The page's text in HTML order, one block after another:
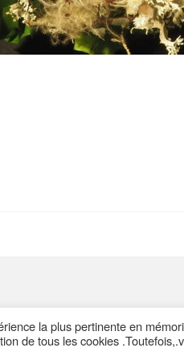
la plus pertinente en
de tous les cookies